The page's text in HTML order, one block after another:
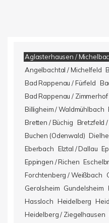
Aglasterhausen /
Angelbachtal / Michelfeld
Bad Rappenau / Fürfeld
Bad Rappenau / Zimmerhof
Billigheim / Waldmühlbach
Bretten / Büchig Bretzfeld
Buchen (Odenwald)
Eberbach Elztal / Dallau
Eppingen / Richen
Forchtenberg / Weißbach
Gerolsheim Gundelsheim
Hassloch Heidelberg
Heidelberg / Ziegelhausen